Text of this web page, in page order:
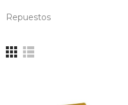
Repuestos